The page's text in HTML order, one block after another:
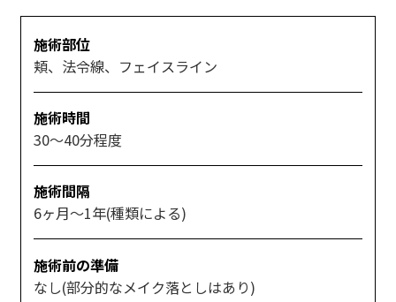
施術部位
頬、法令線、フェイスライン
施術時間
30～40分程度
施術間隔
6ヶ月～1年(種類による)
施術前の準備
なし(部分的なメイク落としはあり)